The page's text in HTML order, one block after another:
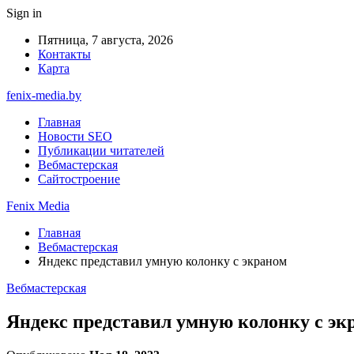
Sign in
Пятница, 7 августа, 2026
Контакты
Карта
fenix-media.by
Главная
Новости SEO
Публикации читателей
Вебмастерская
Сайтостроение
Fenix Media
Главная
Вебмастерская
Яндекс представил умную колонку с экраном
Вебмастерская
Яндекс представил умную колонку с